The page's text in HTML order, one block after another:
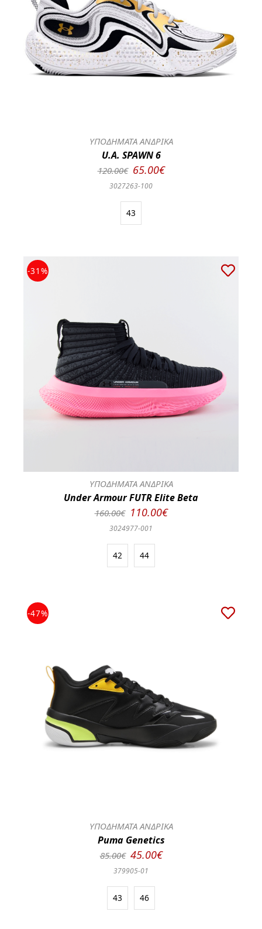
ΥΠΟΔΗΜΑΤΑ ΑΝΔΡΙΚΑ
U.A. SPAWN 6
120.00€ 65.00€
3027263-100
43
-31%
ΥΠΟΔΗΜΑΤΑ ΑΝΔΡΙΚΑ
Under Armour FUTR Elite Beta
160.00€ 110.00€
3024977-001
42 44
-47%
ΥΠΟΔΗΜΑΤΑ ΑΝΔΡΙΚΑ
Puma Genetics
85.00€ 45.00€
379905-01
43 46